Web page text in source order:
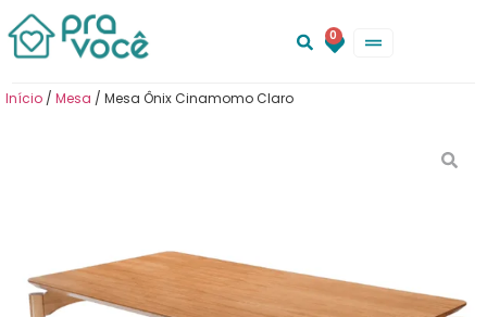
0
Início / Mesa / Mesa Ônix Cinamomo Claro